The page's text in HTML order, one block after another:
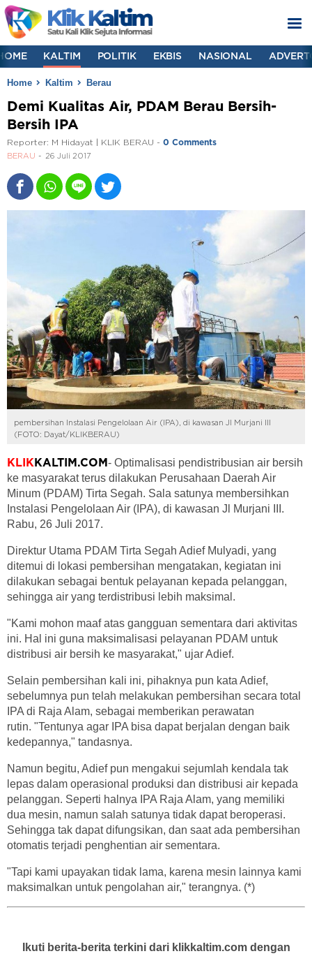
KALTIM POLITIK EKBIS NASIONAL
Home Kaltim Berau
Demi Kualitas Air, PDAM Berau Bersih-
Bersih IPA
Reporter: M Hidayat | KLIK BERAU - 0 Comments
BERAU 26 Juli 2017
pembersihan Instalasi Pengelolaan Air (IPA), di kawasan Jl Murjani III
(FOTO: Dayat/KLIKBERAU)
KLIKKALTIM.COM- Optimalisasi pendistribusian air bersih
ke masyarakat terus dilakukan Perusahaan Daerah Air
Minum (PDAM) Tirta Segah. Sala satunya membersihkan
Instalasi Pengelolaan Air (IPA), di kawasan Jl Murjani III.
Rabu, 26 Juli 2017.
Direktur Utama PDAM Tirta Segah Adief Mulyadi, yang
ditemui di lokasi pembersihan mengatakan, kegiatan ini
dilakukan sebagai bentuk pelayanan kepada pelanggan,
sehingga air yang terdistribusi lebih maksimal.
"Kami mohon maaf atas gangguan sementara dari aktivitas
ini. Hal ini guna maksimalisasi pelayanan PDAM untuk
distribusi air bersih ke masyarakat," ujar Adief.
Selain pembersihan kali ini, pihaknya pun kata Adief,
sebelumnya pun telah melakukan pembersihan secara total
IPA di Raja Alam, sebagai memberikan perawatan
rutin. "Tentunya agar IPA bisa dapat berjalan dengan baik
kedepannya," tandasnya.
Namun begitu, Adief pun mengakui sejumlah kendala tak
lepas dalam operasional produksi dan distribusi air kepada
pelanggan. Seperti halnya IPA Raja Alam, yang memiliki
dua mesin, namun salah satunya tidak dapat beroperasi.
Sehingga tak dapat difungsikan, dan saat ada pembersihan
otomatis terjadi penghentian air sementara.
"Tapi kami upayakan tidak lama, karena mesin lainnya kami
maksimalkan untuk pengolahan air," terangnya. (*)
Ikuti berita-berita terkini dari klikkaltim.com dengan